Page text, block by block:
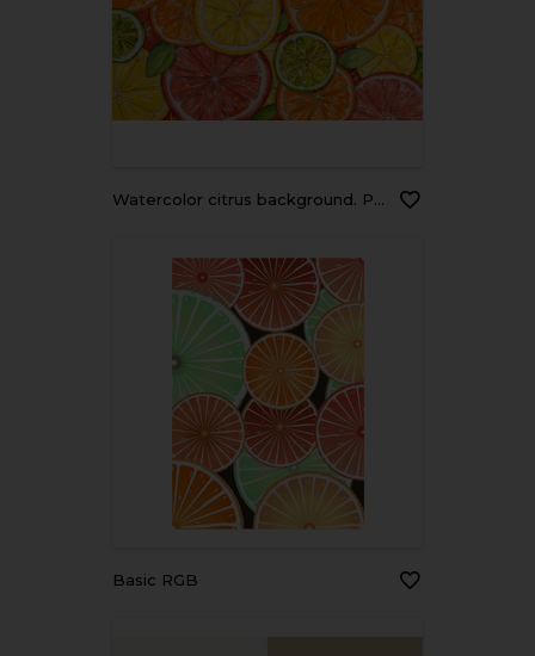
Watercolor citrus background. Paint texture. Hand drawn oranges, lemons, limes, mandarins, grapefruits. Bright watercolor stains
Basic RGB